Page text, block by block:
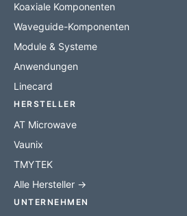
Koaxiale Komponenten
Waveguide-Komponenten
Module & Systeme
Anwendungen
Linecard
HERSTELLER
AT Microwave
Vaunix
TMYTEK
Alle Hersteller →
UNTERNEHMEN